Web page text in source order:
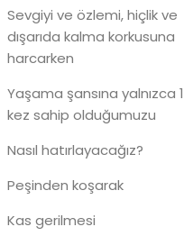
Sevgiyi ve özlemi, hiçlik ve
dışarıda kalma korkusuna
harcarken
Yaşama şansına yalnızca 1
kez sahip olduğumuzu
Nasıl hatırlayacağız?
Peşinden koşarak
Kas gerilmesi